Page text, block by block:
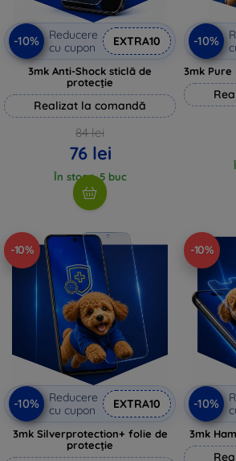
-10%
Reducere
cu cupon
EXTRA10
3mk Anti-Shock sticlă de
protecție
Realizat la comandă
84 lei
76 lei
În stoc > 5 buc
-10%
3mk
-10%
-10%
Reducere
cu cupon
EXTRA10
3mk Silverprotection+ folie de
protecție
-10%
-10%
3mk